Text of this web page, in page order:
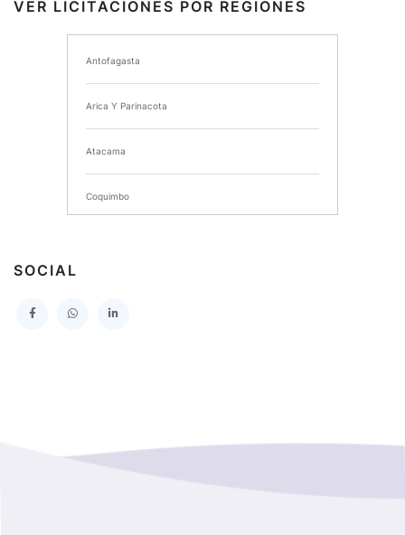
I MUNICIPALIDAD DE CHIMBARONGO
INSTITUTO NACIONAL DE DEPORTES DE CHILE
SERVICIO DE SALUD DEL MAULE HOSPITAL DE
TALCA
I MUNICIPALIDAD DE PROVIDENCIA
SERVICIO DE SALUD TALCAHUANO HOSPITAL DE
GOBERNACION PROVINCIAL DE TALCA
VER LICITACIONES POR REGIONES
Antofagasta
Arica Y Parinacota
Atacama
Coquimbo
SOCIAL